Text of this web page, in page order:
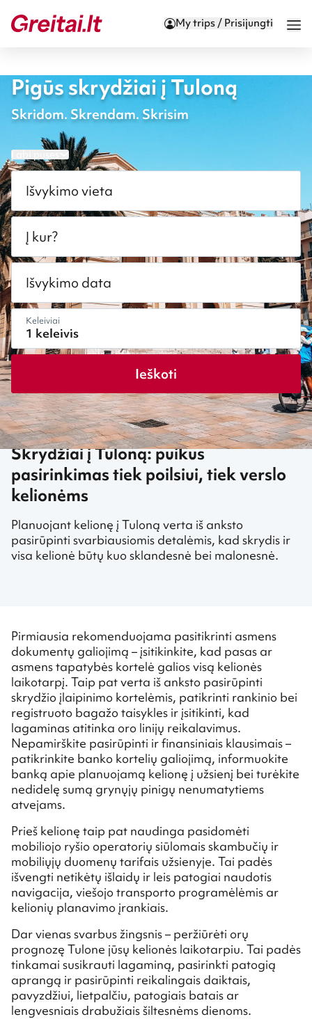
My trips / Prisijungti
Pigūs skrydžiai į Tuloną
Skridom. Skrendam. Skrisim
Į abi puses
Išvykimo vieta
Į kur?
Išvykimo data
Keleiviai
Ieškoti
Skrydžiai į Tuloną: puikus
pasirinkimas tiek poilsiui, tiek verslo
kelionėms
Planuojant kelionę į Tuloną verta iš anksto
pasirūpinti svarbiausiomis detalėmis, kad skrydis ir
visa kelionė būtų kuo sklandesnė bei malonesnė.
Pirmiausia rekomenduojama pasitikrinti asmens
dokumentų galiojimą – įsitikinkite, kad pasas ar
asmens tapatybės kortelė galios visą kelionės
laikotarpį. Taip pat verta iš anksto pasirūpinti
skrydžio įlaipinimo kortelėmis, patikrinti rankinio bei
registruoto bagažo taisykles ir įsitikinti, kad
lagaminas atitinka oro linijų reikalavimus.
Nepamirškite pasirūpinti ir finansiniais klausimais –
patikrinkite banko kortelių galiojimą, informuokite
banką apie planuojamą kelionę į užsienį bei turėkite
nedidelę sumą grynųjų pinigų nenumatytiems
atvejams.
Prieš kelionę taip pat naudinga pasidomėti
mobiliojo ryšio operatorių siūlomais skambučių ir
mobiliųjų duomenų tarifais užsienyje. Tai padės
išvengti netikėtų išlaidų ir leis patogiai naudotis
navigacija, viešojo transporto programėlėmis ar
kelionių planavimo įrankiais.
Dar vienas svarbus žingsnis – peržiūrėti orų
prognozę Tulone jūsų kelionės laikotarpiu. Tai padės
tinkamai susikrauti lagaminą, pasirinkti patogią
aprangą ir pasirūpinti reikalingais daiktais,
pavyzdžiui, lietpalčiu, patogiais batais ar
lengvesniais drabužiais šiltesnėms dienoms.